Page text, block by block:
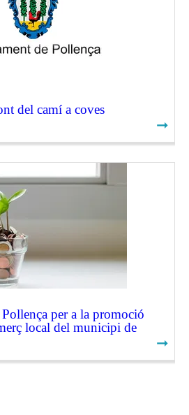
del camí a coves
➞
per a la promoció
local del municipi de
➞